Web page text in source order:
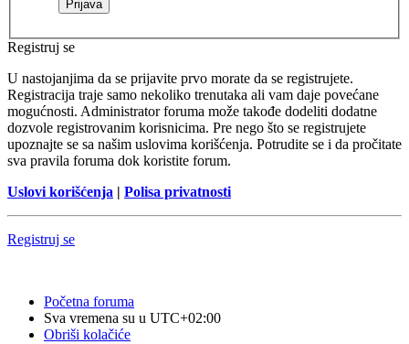
Registruj se
U nastojanjima da se prijavite prvo morate da se registrujete.
Registracija traje samo nekoliko trenutaka ali vam daje povećane
mogućnosti. Administrator foruma može takođe dodeliti dodatne
dozvole registrovanim korisnicima. Pre nego što se registrujete
upoznajte se sa našim uslovima korišćenja. Potrudite se i da pročitate
sva pravila foruma dok koristite forum.
Uslovi korišćenja | Polisa privatnosti
Registruj se
Početna foruma
Sva vremena su u UTC+02:00
Obriši kolačiće